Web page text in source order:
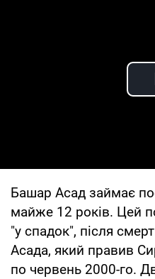
Башар Асад займає
майже 12 років. Цей
"у спадок", після
Асада, який правив
по червень 2000-го.